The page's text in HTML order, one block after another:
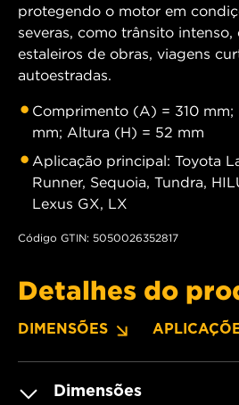
protegendo o motor em
severas, como trânsito intenso,
estaleiros de obras, viagens
autoestradas.
Comprimento (A) = 310
mm; Altura (H) = 52 mm
Aplicação principal: Toyota
Runner, Sequoia, Tundra,
Lexus GX, LX
Código GTIN: 5050026352817
Detalhes do
DIMENSÕES
Dimensões